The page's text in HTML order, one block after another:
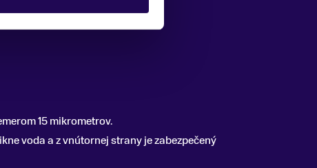
15 mikrometrov.
voda a z vnútornej strany je zabezpečený